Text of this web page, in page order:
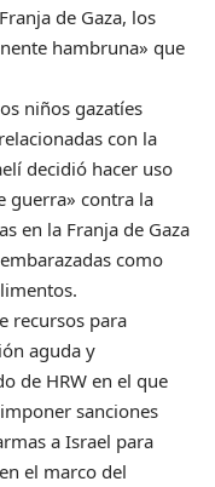
de Gaza, los
hambruna» que
niños gazatíes
con la
decidió hacer uso
guerra» contra la
en la Franja de Gaza
como
recursos para
aguda y
de HRW en el que
sanciones
a Israel para
el marco del